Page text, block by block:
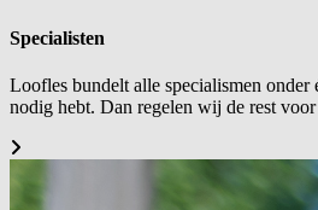
Specialisten
Loofles bundelt alle specialismen onder
nodig hebt. Dan regelen wij de rest voor